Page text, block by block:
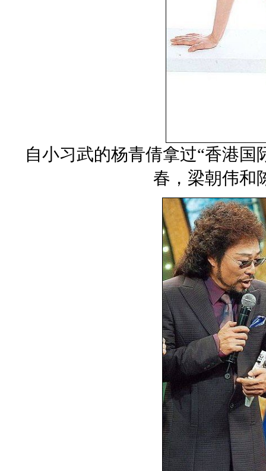
自小习武的杨青倩拿过“香港
春，梁朝伟和